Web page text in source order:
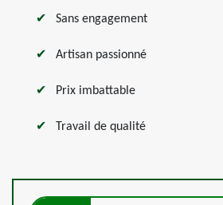
Sans engagement
Artisan passionné
Prix imbattable
Travail de qualité